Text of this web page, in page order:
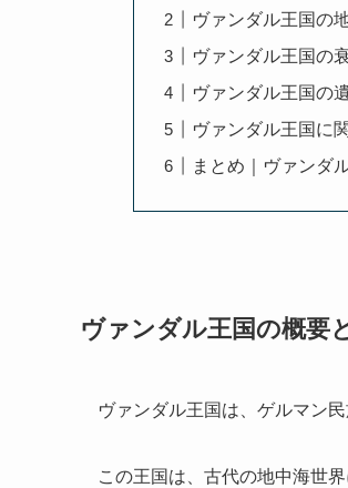
ヴァンダル王国の
ヴァンダル王国の
ヴァンダル王国の
ヴァンダル王国に
まとめ｜ヴァンダ
ヴァンダル王国の概要
ヴァンダル王国は、ゲルマン
この王国は、古代の地中海世